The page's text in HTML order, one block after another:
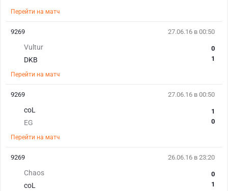
Перейти на матч
27.06.16 в 00:50
Vultur
DKB
0
1
Перейти на матч
9269
27.06.16 в 00:50
coL
EG
1
0
Перейти на матч
9269
26.06.16 в 23:20
Chaos
coL
0
1
9269